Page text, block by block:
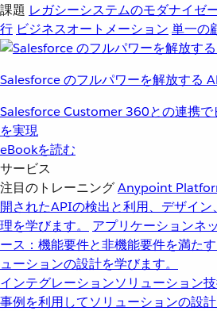
課題 レガシーシステムのモダナイゼ
行 ビジネスオートメーション 単一の
Salesforce のフルパワーを解放する
Salesforce Customer 360との連携で
を実現
eBookを読む
サービス
注目のトレーニングAnypoint
開されたAPIの検出と利用、デザイ
理を学びます。
アプリケーションネ
ース：機能要件と非機能要件を満た
ューションの設計を学びます。
インテグレーションソリューション
事例を利用してソリューションの設計